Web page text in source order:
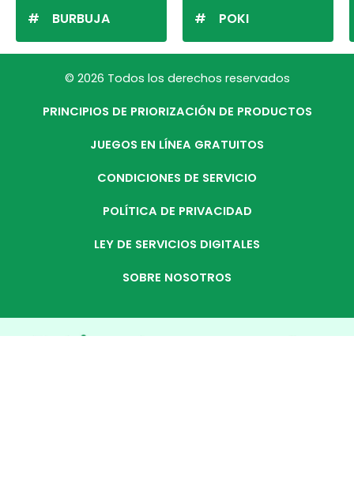
BURBUJA POKI
© 2026 Todos los derechos reservados
PRINCIPIOS DE PRIORIZACIÓN DE PRODUCTOS
JUEGOS EN LÍNEA GRATUITOS
CONDICIONES DE SERVICIO
POLÍTICA DE PRIVACIDAD
LEY DE SERVICIOS DIGITALES
SOBRE NOSOTROS